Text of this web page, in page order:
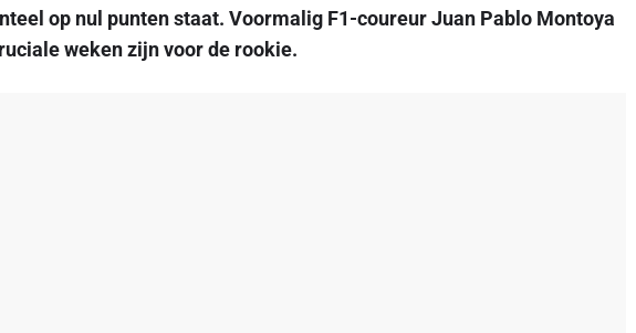
op nul punten staat. Voormalig F1-coureur Juan Pablo Montoya
weken zijn voor de rookie.